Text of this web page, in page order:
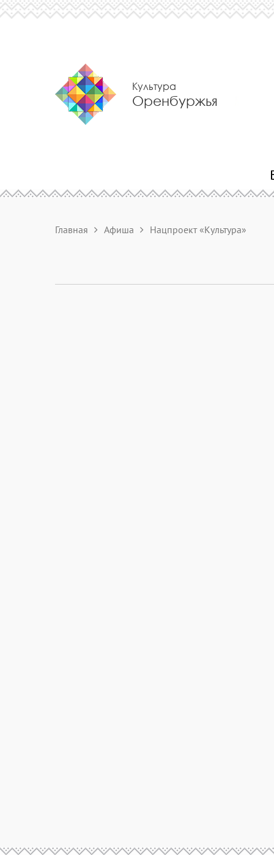
Культура
Оренбуржья
Главная Афиша Нацпроект «Культура»